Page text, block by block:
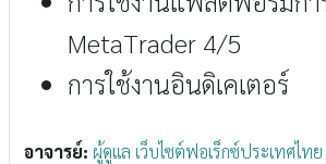
MetaTrader 4/5
การใช้งานอินดิเคเตอร์
อาจารย์: ผู้ดูแล เว็บไซต์ฟอเร็กซ์ประเทศไทย